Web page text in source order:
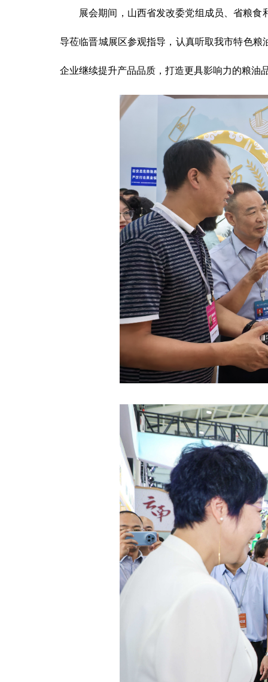
展会期间，山西省发改委党组成员、省粮
导莅临晋城展区参观指导 ， 认真听取我市特色粮
企业继续提升产品品质，打造更具影响力的粮油